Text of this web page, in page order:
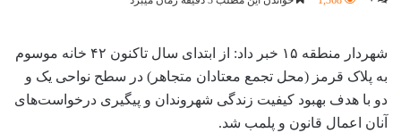
شهردار منطقه ۱۵ خبر داد: از ابتدای سال تاکنون ۴۲ خانه موسوم
به پلاک قرمز (محل تجمع معتادان متجاهر) در سطح نواحی یک و
دو با هدف بهبود کیفیت زندگی شهروندان و پیگیری درخواست‌های
آنان اعمال قانون و پلمب شد.